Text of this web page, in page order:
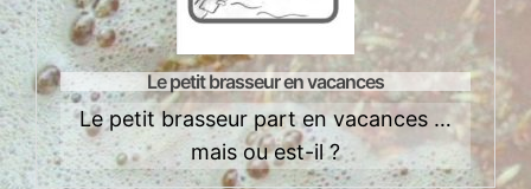
Le petit brasseur en vacances
Le petit brasseur part en vacances …
mais ou est-il ?